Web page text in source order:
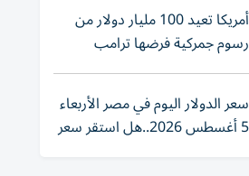
أمريكا تعيد 100 مليار دولار من
رسوم جمركية فرضها ترامب
سعر الدولار اليوم في مصر الأربعاء
5 أغسطس 2026..هل استقر سعر